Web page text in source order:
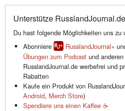
Unterstütze RusslandJournal.de
Du hast folgende Möglichkeiten uns zu
Abonniere
RusslandJournal+
Übungen zum Podcast und anderen
RusslandJournal.de werbefrei und
Rabatten
Kaufe ein Produkt von
Android, Merch Store)
Spendiere uns einen Kaffee ☕️